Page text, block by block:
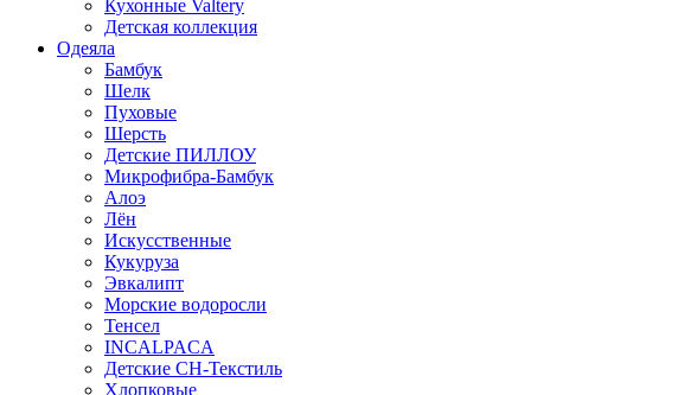
Кухонные Valtery
Детская коллекция
Одеяла
Бамбук
Шелк
Пуховые
Шерсть
Детские ПИЛЛОУ
Микрофибра-Бамбук
Алоэ
Лён
Искусственные
Кукуруза
Эвкалипт
Морские водоросли
Тенсел
INCALPACA
Детские СН-Текстиль
Хлопковые